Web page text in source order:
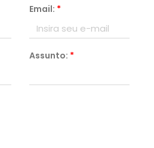
Email: *
Assunto: *